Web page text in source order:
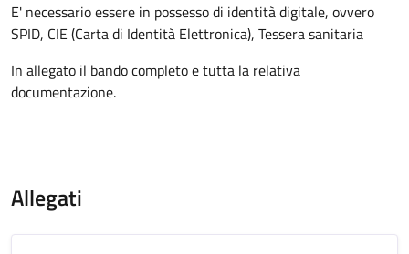
E' necessario essere in possesso di identità digitale, ovvero
SPID, CIE (Carta di Identità Elettronica), Tessera sanitaria
In allegato il bando completo e tutta la relativa
documentazione.
Allegati